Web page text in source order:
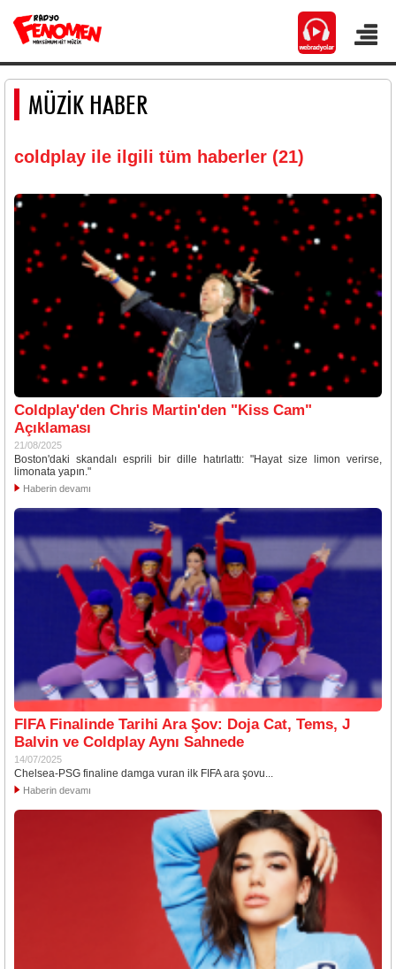
MÜZİK HABER
coldplay ile ilgili tüm haberler (21)
Coldplay'den Chris Martin'den "Kiss Cam"
Açıklaması
21/08/2025
Boston'daki skandalı esprili bir dille hatırlattı: "Hayat size limon verirse,
limonata yapın."
Haberin devamı
FIFA Finalinde Tarihi Ara Şov: Doja Cat, Tems, J
Balvin ve Coldplay Aynı Sahnede
14/07/2025
Chelsea-PSG finaline damga vuran ilk FIFA ara şovu...
Haberin devamı